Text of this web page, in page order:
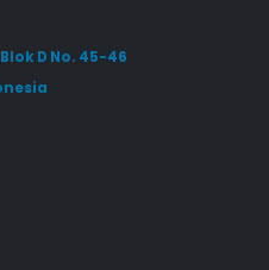
D No. 45-46